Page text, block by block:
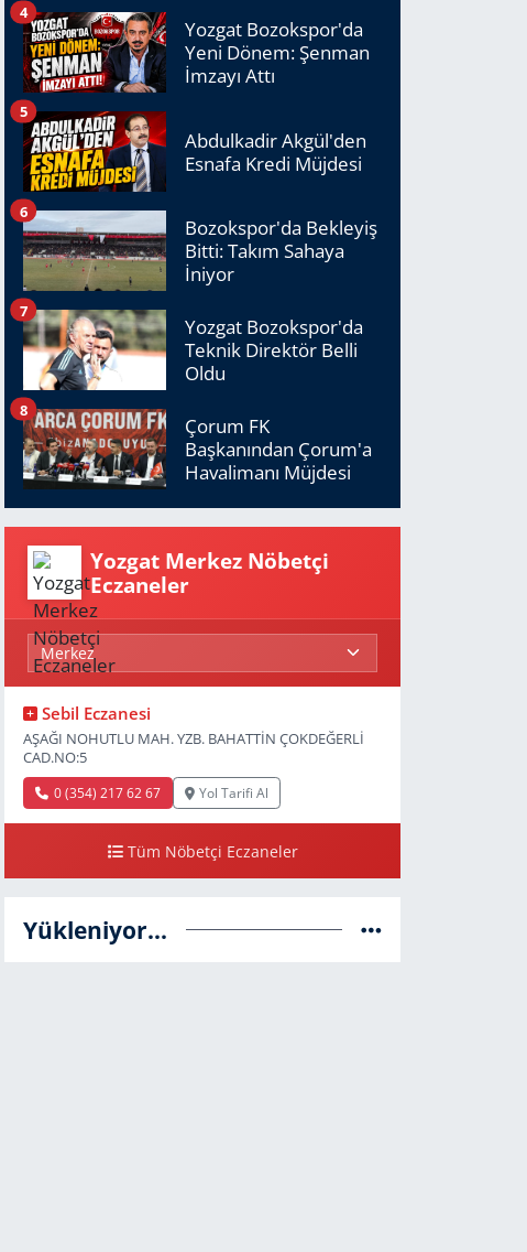
Yozgat Bozokspor'da
Yeni Dönem: Şenman
İmzayı Attı
4
Abdulkadir Akgül'den
Esnafa Kredi Müjdesi
5
Bozokspor'da Bekleyiş
Bitti: Takım Sahaya
İniyor
6
Yozgat Bozokspor'da
Teknik Direktör Belli
Oldu
7
Çorum FK
Başkanından Çorum'a
Havalimanı Müjdesi
8
Yozgat Merkez Nöbetçi
Eczaneler
Sebil Eczanesi
AŞAĞI NOHUTLU MAH. YZB. BAHATTİN ÇOKDEĞERLİ
CAD.NO:5
0 (354) 217 62 67 Yol Tarifi Al
Tüm Nöbetçi Eczaneler
Yükleniyor...